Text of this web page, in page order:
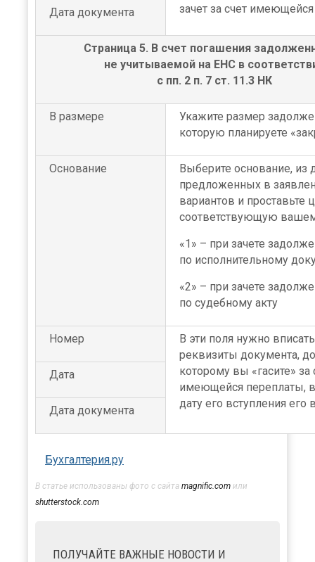
зачет за счет
Дата документа
Страница 5. В счет погашения
не учитываемой на ЕНС в
с пп. 2 п. 7 ст. 11.3 НК
В размере
Укажите размер
которую планируете
Основание
Выберите основание, из
предложенных в
вариантов и проставьте
соответствующую
«1» – при зачете
по исполнительному
«2» – при зачете
по судебному акту
Номер
В эти поля нужно
реквизиты документа,
которому вы «гасите» за
имеющейся переплаты,
дату его вступления его
Дата
Дата документа
Бухгалтерия.ру
В статье использованы фото с сайта magnific.com или
shutterstock.com
ПОЛУЧАЙТЕ ВАЖНЫЕ НОВОСТИ И